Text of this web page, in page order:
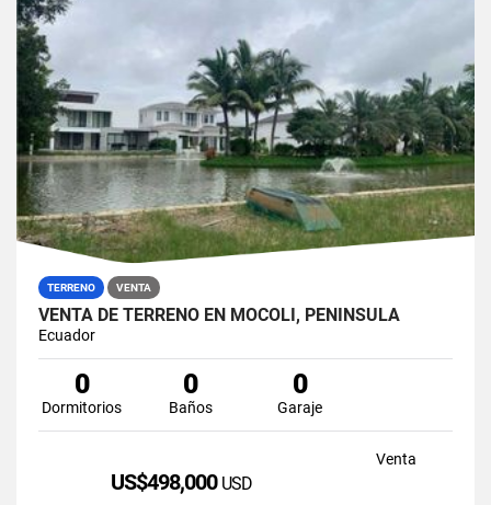
TERRENO VENTA
VENTA DE TERRENO EN MOCOLI, PENÍNSULA
Ecuador
0
Dormitorios
0
Baños
0
Garaje
Venta
US$498,000 USD